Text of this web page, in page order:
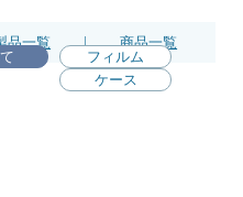
品一覧 |
商品一覧
フィルム
ケース